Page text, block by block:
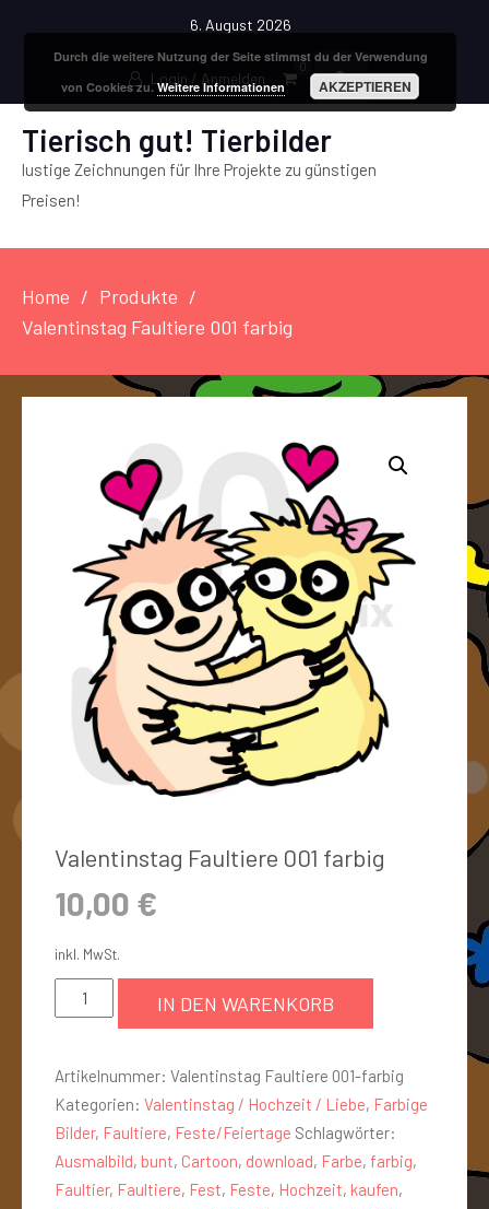
6. August 2026
Login / Anmelden
0
Tierisch gut! Tierbilder
lustige Zeichnungen für Ihre Projekte zu günstigen
Preisen!
Home
Produkte
Valentinstag Faultiere 001 farbig
Valentinstag Faultiere 001 farbig
10,00 €
inkl. MwSt.
IN DEN WARENKORB
Artikelnummer: Valentinstag Faultiere 001-farbig
Kategorien: Valentinstag / Hochzeit / Liebe, Farbige
Bilder, Faultiere, Feste/Feiertage Schlagwörter:
Ausmalbild, bunt, Cartoon, download, Farbe, farbig,
Faultier, Faultiere, Fest, Feste, Hochzeit, kaufen,
Durch die weitere Nutzung der Seite stimmst du der Verwendung
von Cookies zu.Weitere Informationen AKZEPTIEREN